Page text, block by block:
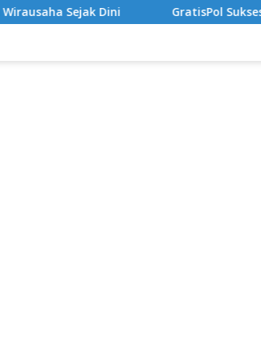
GratisPol Sukses Jangkau Puluhan